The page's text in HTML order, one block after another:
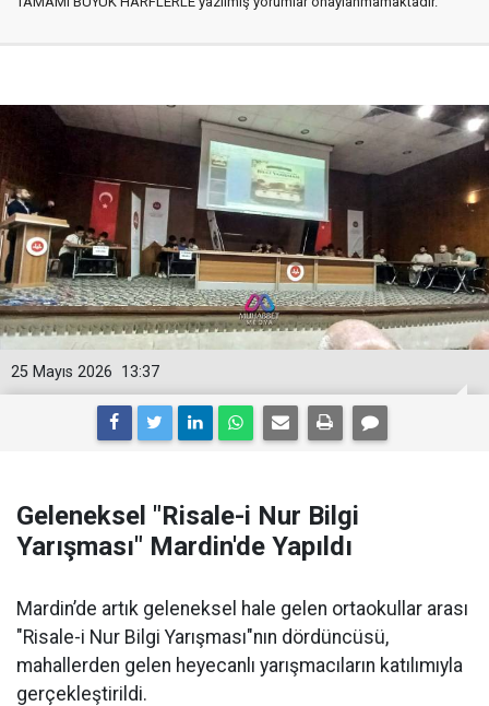
13:37
25 Mayıs 2026
Geleneksel "Risale-i Nur Bilgi
Yarışması" Mardin'de Yapıldı
Mardin’de artık geleneksel hale gelen ortaokullar arası
"Risale-i Nur Bilgi Yarışması"nın dördüncüsü,
mahallerden gelen heyecanlı yarışmacıların katılımıyla
gerçekleştirildi.